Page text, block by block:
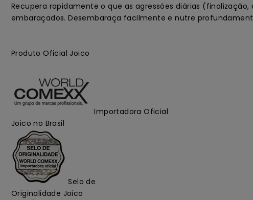
Recupera rapidamente o que as agressões diárias
embaraçados. Desembaraça facilmente e nutre
Produto Oficial Joico
Importadora Oficial
Joico no Brasil
Selo de
Originalidade Joico